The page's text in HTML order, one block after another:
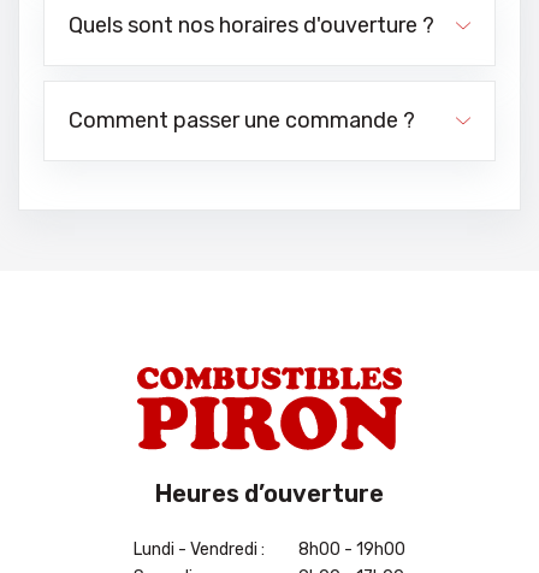
Quels sont nos horaires d'ouverture ?
Comment passer une commande ?
Heures d’ouverture
Lundi - Vendredi :
8h00 - 19h00